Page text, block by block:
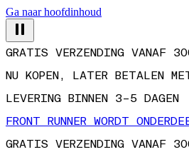
Ga naar hoofdinhoud
GRATIS VERZENDING VANAF
NU KOPEN, LATER BETALEN
LEVERING BINNEN 3–5 DAGEN
FRONT RUNNER WORDT
GRATIS VERZENDING VANAF